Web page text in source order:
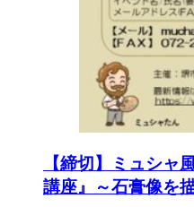
【締切】ミュシャ
講座』～石膏像を